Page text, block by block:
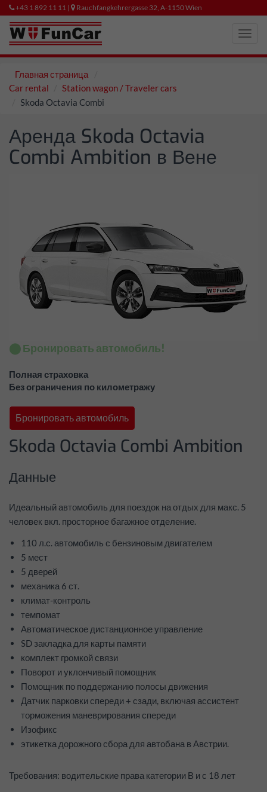
+43 1 892 11 11 | Rauchfangkehrergasse 32, A-1150 Wien
Главная страница
Car rental
Station wagon / Traveler cars
Skoda Octavia Combi
Аренда Skoda Octavia
Combi Ambition в Вене
⬤ Бронировать автомобиль!
Полная страховка
Без ограничения по километражу
Бронировать автомобиль
Skoda Octavia Combi Ambition
Данные
Идеальный автомобиль для поездок на отдых для макс. 5
человек вкл. просторное багажное отделение.
110 л.с. автомобиль с бензиновым двигателем
5 мест
5 дверей
механика 6 ст.
климат-контроль
темпомат
Автоматическое дистанционное управление
SD закладка для карты памяти
комплект громкой связи
Поворот и уклончивый помощник
Помощник по поддержанию полосы движения
Датчик парковки спереди + сзади, включая ассистент
торможения маневрирования спереди
Изофикс
этикетка дорожного сбора для автобана в Австрии.
Требования: водительские права категории В и с 18 лет